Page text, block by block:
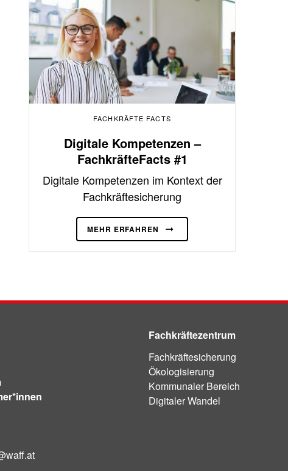
FACHKRÄFTE FACTS
Digitale Kompetenzen –
FachkräfteFacts #1
Digitale Kompetenzen im Kontext der
Fachkräftesicherung
MEHR ERFAHREN
Fachkräftezentrum
Fachkräftesicherung
Ökologisierung
Kommunaler Bereich
Digitaler Wandel